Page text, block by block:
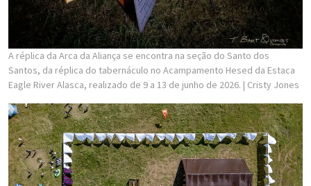
A réplica da Arca da Aliança se encontra na seção do Santo dos
Santos, da réplica do tabernáculo no Acampamento Hesed da Estaca
Eagle River Alasca, realizado de 9 a 13 de junho de 2026. | Cristy Jones